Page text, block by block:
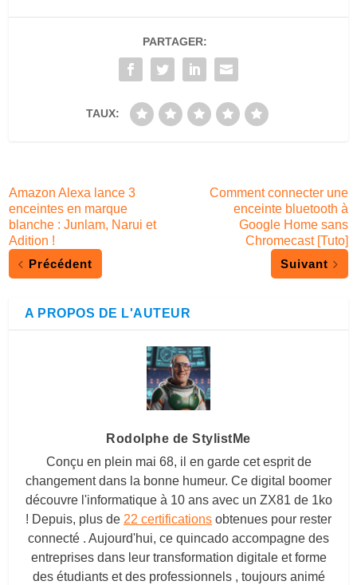
PARTAGER:
TAUX:
Amazon Alexa lance 3
enceintes en marque
blanche : Junlam, Narui et
Adition !
Précédent
Comment connecter une
enceinte bluetooth à
Google Home sans
Chromecast [Tuto]
Suivant
A PROPOS DE L'AUTEUR
Rodolphe de StylistMe
Conçu en plein mai 68, il en garde cet esprit de
changement dans la bonne humeur. Ce digital boomer
découvre l'informatique à 10 ans avec un ZX81 de 1ko
! Depuis, plus de 22 certifications obtenues pour rester
connecté . Aujourd'hui, ce quincado accompagne des
entreprises dans leur transformation digitale et forme
des étudiants et des professionnels , toujours animé